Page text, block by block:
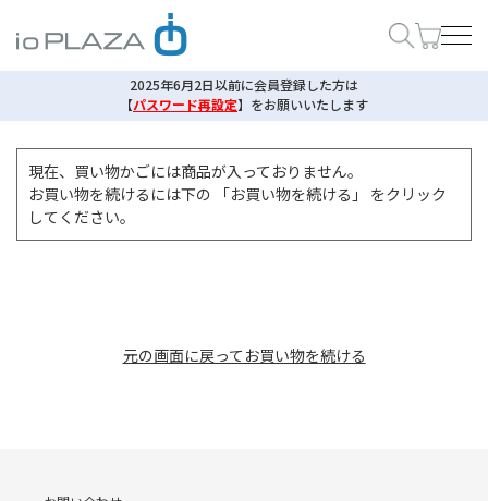
2025年6月2日以前に会員登録した方は
【パスワード再設定】 をお願いいたします
現在、買い物かごには商品が入っておりません。
お買い物を続けるには下の 「お買い物を続ける」 をクリック
してください。
元の画面に戻ってお買い物を続ける